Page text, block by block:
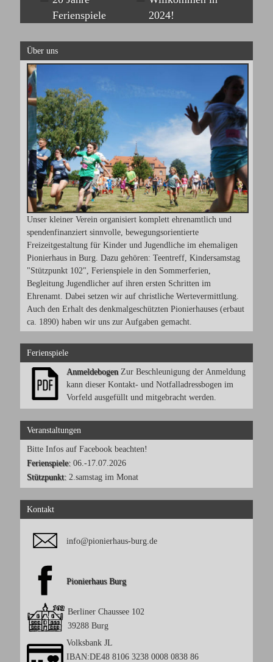
Ferienspiele
2024!
Über uns
Unser kleiner Verein organisiert komplett ehrenamtlich und
spendenfinanziert sinnvolle, bewegungsorientierte
Freizeitgestaltung für Kinder und Jugendliche im ehemaligen
Pionierhaus in Burg. Dazu gehören: Teentreff, Kindersamstag
"Stützpunkt 102", Ferienspiele in den Sommerferien,
Begleitung Jugendlicher auf ihren ersten Schritten im
Ehrenamt. Dabei setzen wir auf christliche Wertevermittlung.
Auch den Erhalt des denkmalgeschützten Pionierhauses (erbaut
ca. 1890) haben wir uns zur Aufgaben gemacht.
Ferienspiele
AnmeldebogenZur Beschleunigung der Anmeldung
kann dieser Kontakt- und Notfalladressbogen im
Vorfeld ausgefüllt und mitgebracht werden.
Veranstaltungen
Bitte Infos auf Facebook beachten!
Ferienspiele:06.-17.07.2026
Stützpunkt:2.samstag im Monat
Kontakt
info@pionierhaus-burg.de
Pionierhaus Burg
Berliner Chaussee 102
39288 Burg
Volksbank JL
IBAN:DE48 8106 3238 0008 0838 86